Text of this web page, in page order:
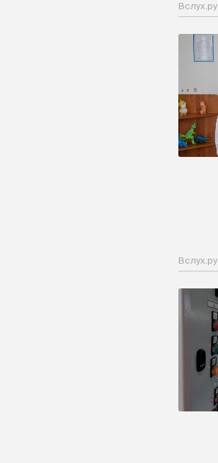
Вслух.ру
Вслух.ру